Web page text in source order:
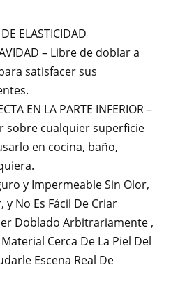
ELASTICIDAD
– Libre de doblar a
satisfacer sus
EN LA PARTE INFERIOR –
sobre cualquier superficie
en cocina, baño,
y Impermeable Sin Olor,
y No Es Fácil De Criar
Doblado Arbitrariamente ,
Cerca De La Piel Del
Escena Real De